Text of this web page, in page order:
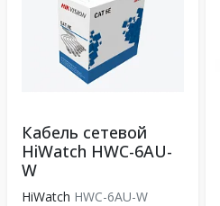
Кабель сетевой
HiWatch HWC-6AU-
W
HiWatch HWC-6AU-W